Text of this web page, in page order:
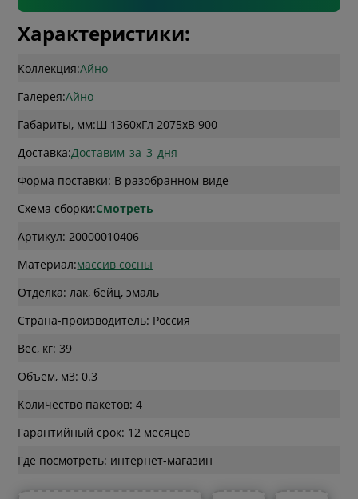
Характеристики:
Коллекция:Айно
Галерея:Айно
Габариты, мм:Ш 1360xГл 2075xВ 900
Доставка:Доставим_за_3_дня
Форма поставки: В разобранном виде
Схема сборки:Смотреть
Артикул: 20000010406
Материал:массив сосны
Отделка: лак, бейц, эмаль
Страна-производитель: Россия
Вес, кг: 39
Объем, м3: 0.3
Количество пакетов: 4
Гарантийный срок: 12 месяцев
Где посмотреть: интернет-магазин